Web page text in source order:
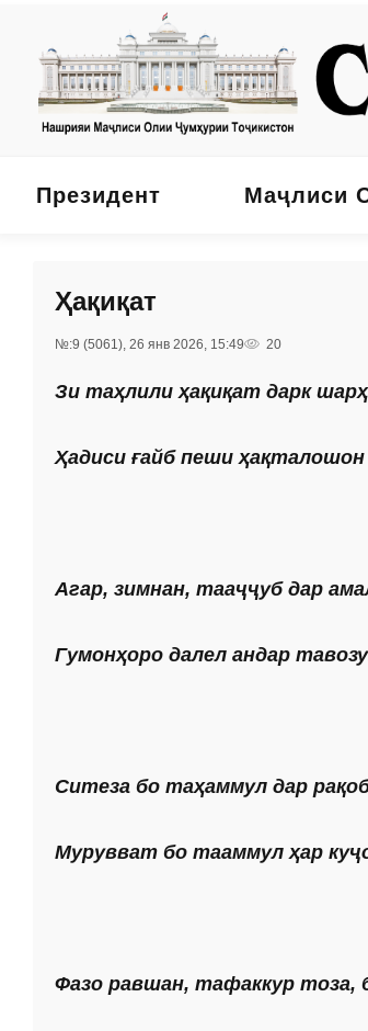
Президент Маҷлиси
Ҳақиқат
№:9 (5061), 26 янв 2026, 15:49 20
Зи таҳлили ҳақиқат дарк
Ҳадиси ғайб пеши
Агар, зимнан, тааҷҷуб дар
Гумонҳоро далел андар
Ситеза бо таҳаммул дар
Мурувват бо тааммул ҳар
Фазо равшан, тафаккур тоза,